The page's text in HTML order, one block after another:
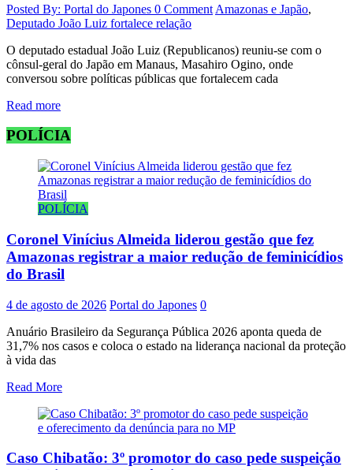
Posted By: Portal do Japones 0 Comment Amazonas e Japão,
Deputado João Luiz fortalece relação
O deputado estadual João Luiz (Republicanos) reuniu-se com o
cônsul-geral do Japão em Manaus, Masahiro Ogino, onde
conversou sobre políticas públicas que fortalecem cada
Read more
POLÍCIA
POLÍCIA
Coronel Vinícius Almeida liderou gestão que fez
Amazonas registrar a maior redução de feminicídios
do Brasil
4 de agosto de 2026 Portal do Japones 0
Anuário Brasileiro da Segurança Pública 2026 aponta queda de
31,7% nos casos e coloca o estado na liderança nacional da proteção
à vida das
Read More
Caso Chibatão: 3º promotor do caso pede suspeição